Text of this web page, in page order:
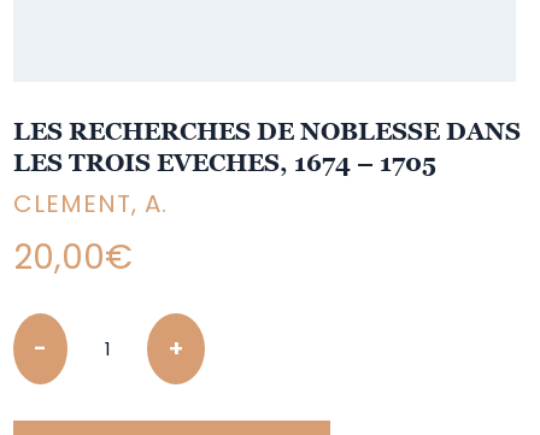
LES RECHERCHES DE NOBLESSE DANS
LES TROIS EVECHES, 1674 – 1705
CLEMENT, A.
20,00€
Quantity